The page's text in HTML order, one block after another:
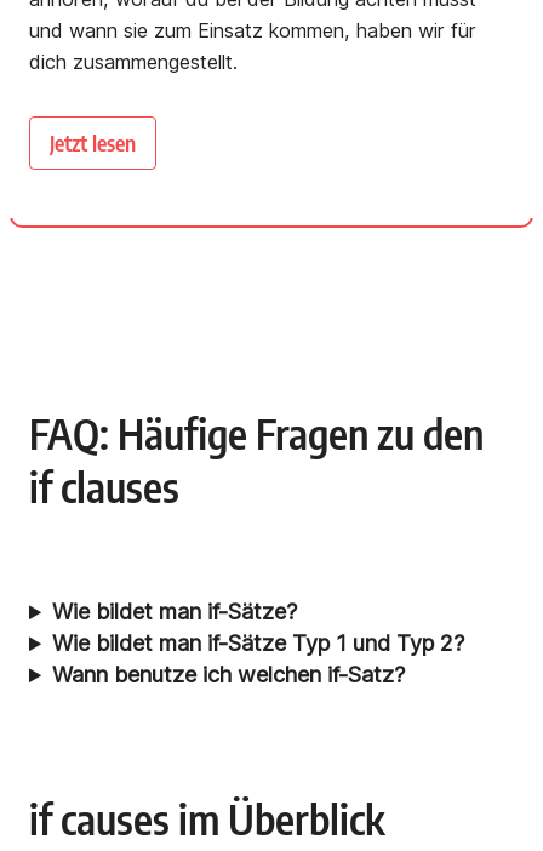
und wann sie zum Einsatz kommen, haben wir für
dich zusammengestellt.
Jetzt lesen
FAQ: Häufige Fragen zu den
if clauses
Wie bildet man if-Sätze?
Wie bildet man if-Sätze Typ 1 und Typ 2?
Wann benutze ich welchen if-Satz?
if causes im Überblick